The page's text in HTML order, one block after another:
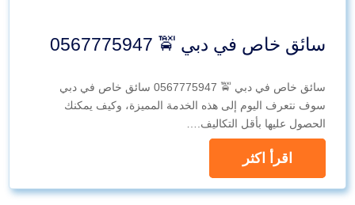
سائق خاص في دبي 🚖 0567775947
سائق خاص في دبي 🚖 0567775947 سائق خاص في دبي
سوف نتعرف اليوم إلى هذه الخدمة المميزة، وكيف يمكنك
الحصول عليها بأقل التكاليف.…
اقرأ اكثر